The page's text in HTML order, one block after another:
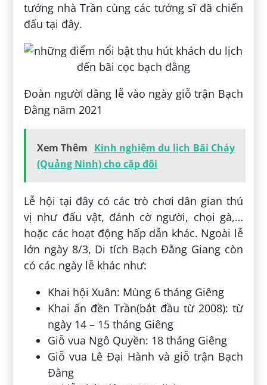
tướng nhà Trần cùng các tướng sĩ đã chiến
đấu tại đây.
Đoàn người dâng lễ vào ngày giỗ trận Bạch
Đằng năm 2021
Xem Thêm Kinh nghiệm du lịch Bãi Cháy
(Quảng Ninh) cho cặp đôi
Lễ hội tại đây có các trò chơi dân gian thú
vị như đấu vật, đánh cờ người, chọi gà,…
hoặc các hoạt động hấp dẫn khác. Ngoài lễ
lớn ngày 8/3, Di tích Bạch Đằng Giang còn
có các ngày lễ khác như:
Khai hội Xuân: Mùng 6 tháng Giêng
Khai ấn đền Trần(bắt đầu từ 2008): từ
ngày 14 – 15 tháng Giêng
Giỗ vua Ngô Quyền: 18 tháng Giêng
Giỗ vua Lê Đại Hành và giỗ trận Bạch
Đằng